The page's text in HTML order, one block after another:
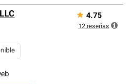
★ 4.75
12 reseñas